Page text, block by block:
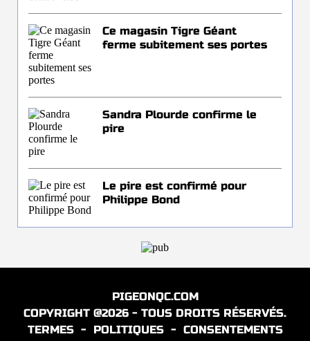
Ce magasin Tigre Géant
ferme subitement ses portes
Sandra Plourde confirme le
pire
Le pire est confirmé pour
Philippe Bond
PIGEONQC.COM
COPYRIGHT @2026 - TOUS DROITS RÉSERVÉS.
TERMES- POLITIQUES- CONSENTEMENTS